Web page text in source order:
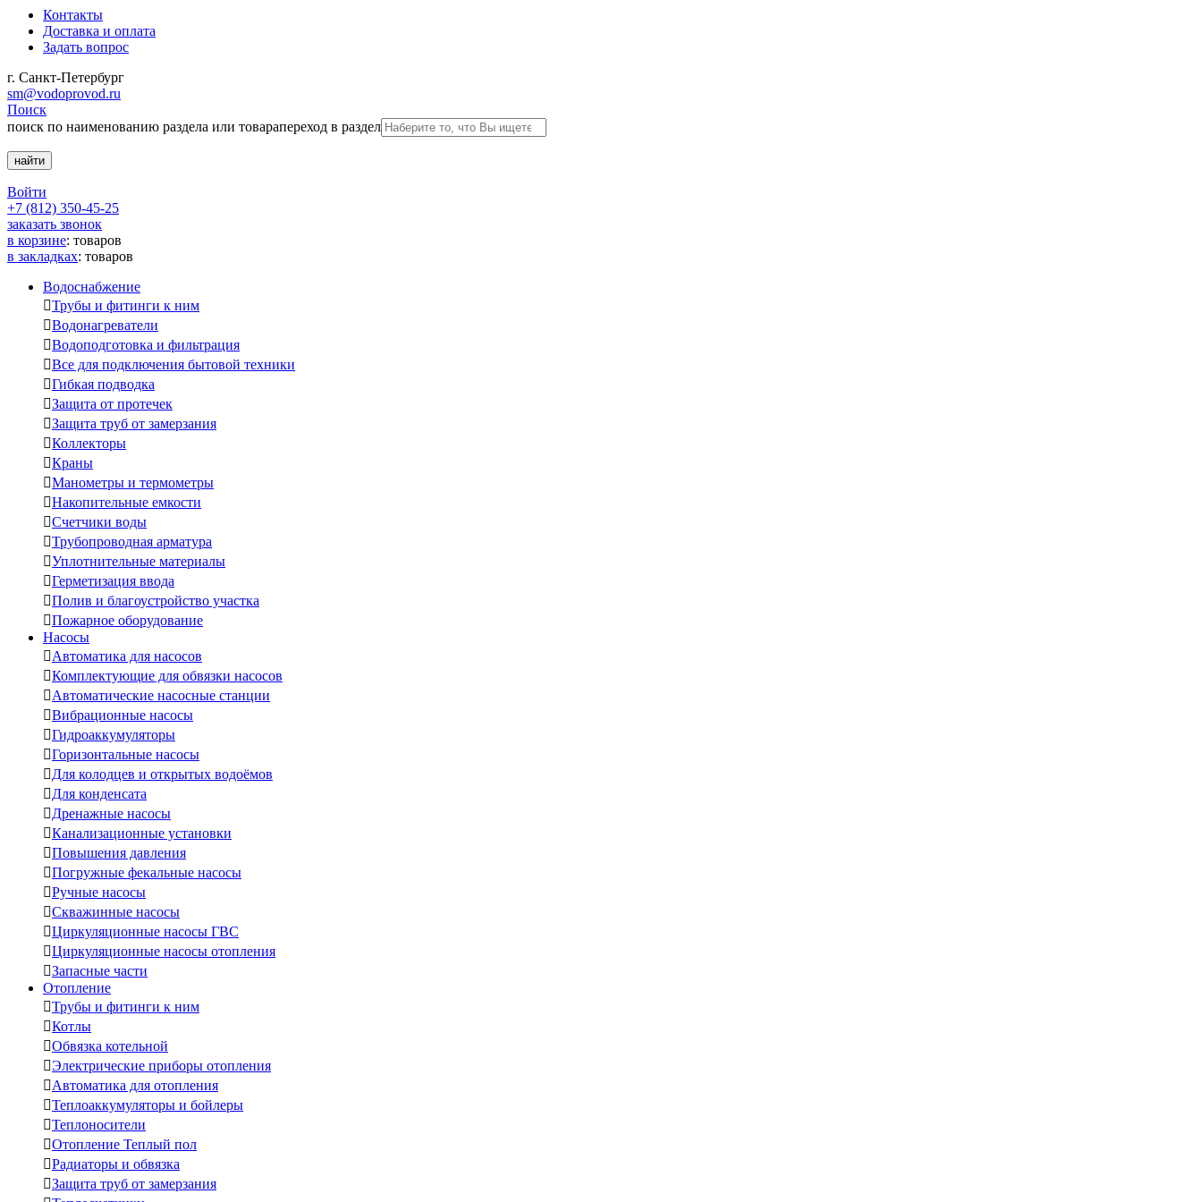
Контакты
Доставка и оплата
Задать вопрос
г. Санкт-Петербург
sm@vodoprovod.ru
Поиск
поиск по наименованию раздела или товарапереход в раздел
Войти
+7 (812) 350-45-25
заказать звонок
в корзине: товаров
в закладках: товаров
Водоснабжение
Трубы и фитинги к ним
Водонагреватели
Водоподготовка и фильтрация
Все для подключения бытовой техники
Гибкая подводка
Защита от протечек
Защита труб от замерзания
Коллекторы
Краны
Манометры и термометры
Накопительные емкости
Счетчики воды
Трубопроводная арматура
Уплотнительные материалы
Герметизация ввода
Полив и благоустройство участка
Пожарное оборудование
Насосы
Автоматика для насосов
Комплектующие для обвязки насосов
Автоматические насосные станции
Вибрационные насосы
Гидроаккумуляторы
Горизонтальные насосы
Для колодцев и открытых водоёмов
Для конденсата
Дренажные насосы
Канализационные установки
Повышения давления
Погружные фекальные насосы
Ручные насосы
Скважинные насосы
Циркуляционные насосы ГВС
Циркуляционные насосы отопления
Запасные части
Отопление
Трубы и фитинги к ним
Котлы
Обвязка котельной
Электрические приборы отопления
Автоматика для отопления
Теплоаккумуляторы и бойлеры
Теплоносители
Отопление Теплый пол
Радиаторы и обвязка
Защита труб от замерзания